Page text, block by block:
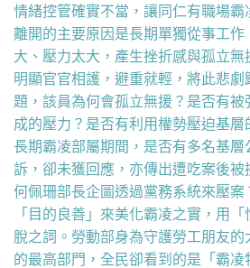
情緒控管確實不當，讓同仁有職場
離開的主要原因是長期單獨從事工作
大、壓力太大，產生挫折感與孤立
明顯官官相護，避重就輕，將此悲劇
題，該員為何會孤立無援？是否有被
成的壓力？是否有利用權勢壓迫基
長期霸凌部屬期間，是否有多名基層
訴，卻未獲回應，亦傳出遭吃案後被
何佩珊部長企圖透過黨務系統來壓案
「目的良善」來美化霸凌之實，用
脫之詞。勞動部身為守護勞工朋友
的最高部門，全民卻看到的是「霸